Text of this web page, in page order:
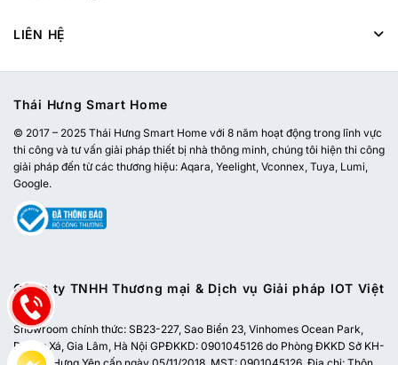
LIÊN HỆ
Thái Hưng Smart Home
© 2017 – 2025 Thái Hưng Smart Home với 8 năm hoạt động trong lĩnh vực
thi công và tư vấn giải pháp thiết bị nhà thông minh, chúng tôi hiện thi công
giải pháp đến từ các thương hiệu: Aqara, Yeelight, Vconnex, Tuya, Lumi,
Google.
Công ty TNHH Thương mại & Dịch vụ Giải pháp IOT Việt
Nam
Showroom chính thức: SB23-227, Sao Biển 23, Vinhomes Ocean Park,
Dương Xá, Gia Lâm, Hà Nội GPĐKKD: 0901045126 do Phòng ĐKKD Sở KH-